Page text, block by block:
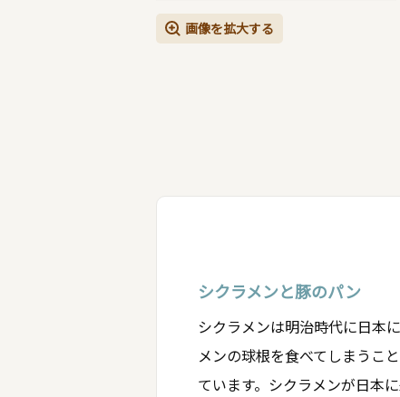
画像を拡大する
シクラメンと豚のパン
シクラメンは明治時代に日本
メンの球根を食べてしまうこ
ています。シクラメンが日本